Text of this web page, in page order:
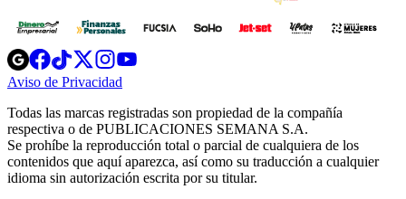
Opens
in
new
Opens
in
new
Opens
in
new
window
Opens
new
windowwindow
Aviso de Privacidad
new
window
Todas las marcas registradas son propiedad de la compañía
respectiva o de PUBLICACIONES SEMANA S.A.
Se prohíbe la reproducción total o parcial de cualquiera de los
contenidos que aquí aparezca, así como su traducción a cualquier
idioma sin autorización escrita por su titular.